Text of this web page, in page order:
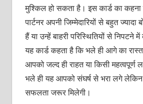
मुश्किल हो सकता है। इस कार्ड का
पार्टनर अपनी जिम्‍मेदारियों से बहुत
हैं या उन्‍हें बाहरी परिस्थितियों से निपटने में
यह कार्ड कहता है कि भले ही आगे का
आपको जल्‍द ही राहत या किसी महत्‍वपूर्ण
भले ही यह आपको संघर्ष से भरा लगे
सफलता जरूर मिलेगी।